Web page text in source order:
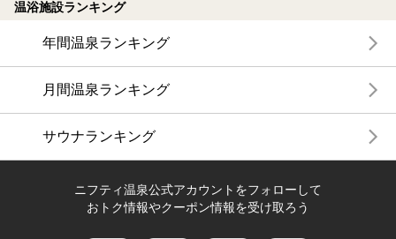
温浴施設ランキング
年間温泉ランキング
月間温泉ランキング
サウナランキング
ニフティ温泉公式アカウントをフォローして
おトク情報やクーポン情報を受け取ろう